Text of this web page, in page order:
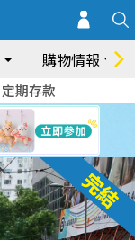
購物情報
定期存款